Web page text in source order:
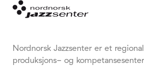
Nordnorsk Jazzsenter er et
produksjons- og